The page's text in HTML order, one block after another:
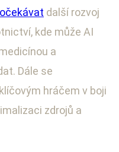
další rozvoj
kde může AI
a
Dále se
hráčem v boji
zdrojů a